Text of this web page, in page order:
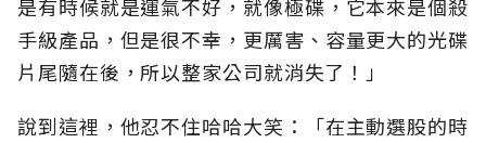
是有時候就是運氣不好，就像極碟，它本來是個殺
手級產品，但是很不幸，更厲害、容量更大的光碟
片尾隨在後，所以整家公司就消失了！」
說到這裡，他忍不住哈哈大笑：「在主動選股的時